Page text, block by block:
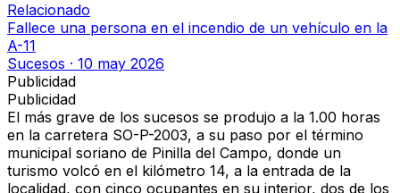
Relacionado
Fallece una persona en el incendio de un vehículo en la
A-11
Sucesos · 10 may 2026
Publicidad
Publicidad
El más grave de los sucesos se produjo a la 1.00 horas
en la carretera SO-P-2003, a su paso por el término
municipal soriano de Pinilla del Campo, donde un
turismo volcó en el kilómetro 14, a la entrada de la
localidad, con cinco ocupantes en su interior, dos de los